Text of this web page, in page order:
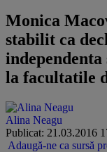
Monica
stabilit ca
la facultatile
Alina Neagu
Publicat: 21.03.2016
Adaugă-ne ca sursă